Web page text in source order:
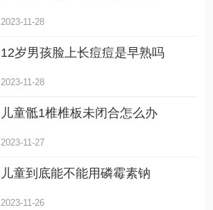
2023-11-28
12岁男孩脸上长痘痘是早熟吗
2023-11-28
儿童骶1椎椎板未闭合怎么办
2023-11-27
儿童到底能不能用磷霉素钠
2023-11-26